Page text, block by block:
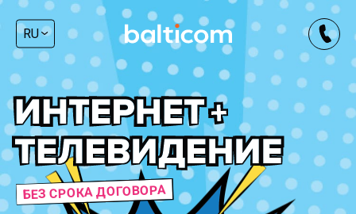
RU
БЕЗ СРОКА ДОГОВОРА